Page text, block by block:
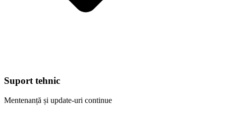
Suport tehnic
Mentenanță și update-uri continue